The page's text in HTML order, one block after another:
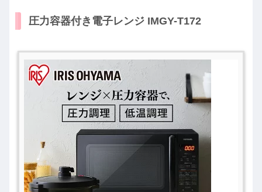
圧力容器付き電子レンジ IMGY-T172